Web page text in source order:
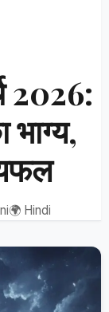
2026:
🌍 Hindi